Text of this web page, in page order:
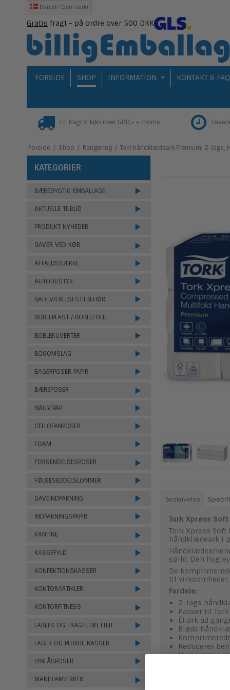
Danish (Denmark)
Gratis fragt - på ordre over 500 DKK
FORSIDE SHOP INFORMATION KONTAKT & FAQ
Fri fragt v. køb over 500,- + moms
Forside / Shop / Rengøring / Tork håndklædeark Premium, 2-lags,
KATEGORIER
BÆREDYGTIG EMBALLAGE
AKTUELLE TILBUD
PRODUKT NYHEDER
GAVER VED KØB
AFFALDSSÆKKE
AUTOUDSTYR
BADEVÆRELSESTILBEHØR
BOBLEPLAST / BOBLEFOLIE
BOBLEKUVERTER
BOGOMSLAG
BAGERPOSER PAPIR
BÆREPOSER
BØLGEPAP
CELLOFANPOSER
FOAM
FORSENDELSESPOSER
FØLGESEDDELSLOMMER
GAVEINDPAKNING
INDPAKNINGSPAPIR
KANTINE
KASSEFYLD
KONFEKTIONSKASSER
KONTORARTIKLER
KONTORFITNESS
LABELS OG FRAGTETIKETTER
LAGER OG PLUKKE KASSER
LYNLÅSPOSER
MANILLAMÆRKER
Beskrivelse
Tork Xpress
Tork Xpress
håndklædeark i
spild. Den
De
til
Fordele:
2-lags
Passer til
Ét ark ad
Bløde
Reducerer
Hygiejnisk